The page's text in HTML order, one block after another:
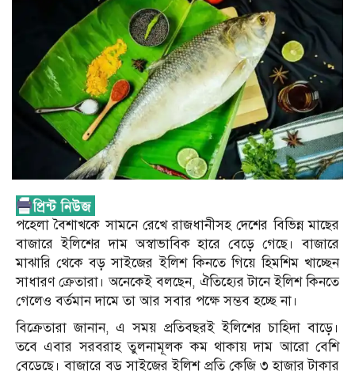
পহেলা বৈশাখকে সামনে রেখে রাজধানীসহ দেশের বিভিন্ন মাছের
বাজারে ইলিশের দাম অস্বাভাবিক হারে বেড়ে গেছে। বাজারে
মাঝারি থেকে বড় সাইজের ইলিশ কিনতে গিয়ে হিমশিম খাচ্ছেন
সাধারণ ক্রেতারা। অনেকেই বলছেন, ঐতিহ্যের টানে ইলিশ কিনতে
গেলেও বর্তমান দামে তা আর সবার পক্ষে সম্ভব হচ্ছে না।
বিক্রেতারা জানান, এ সময় প্রতিবছরই ইলিশের চাহিদা বাড়ে।
তবে এবার সরবরাহ তুলনামূলক কম থাকায় দাম আরো বেশি
বেড়েছে। বাজারে বড় সাইজের ইলিশ প্রতি কেজি ৩ হাজার টাকার